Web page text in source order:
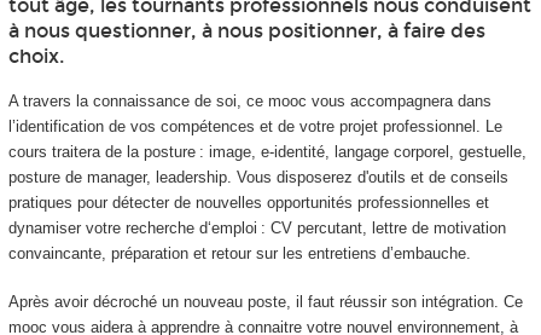
tout âge, les tournants professionnels nous conduisent
à nous questionner, à nous positionner, à faire des
choix.
A travers la connaissance de soi, ce mooc vous accompagnera dans
l’identification de vos compétences et de votre projet professionnel. Le
cours traitera de la posture : image, e-identité, langage corporel, gestuelle,
posture de manager, leadership. Vous disposerez d'outils et de conseils
pratiques pour détecter de nouvelles opportunités professionnelles et
dynamiser votre recherche d‘emploi : CV percutant, lettre de motivation
convaincante, préparation et retour sur les entretiens d’embauche.
Après avoir décroché un nouveau poste, il faut réussir son intégration. Ce
mooc vous aidera à apprendre à connaitre votre nouvel environnement, à